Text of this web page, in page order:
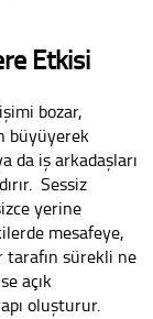
Etkisi
bozar,
büyüyerek
da iş arkadaşları
Sessiz
yerine
mesafeye,
tarafın sürekli ne
açık
oluşturur.